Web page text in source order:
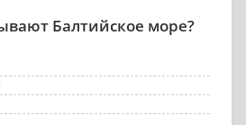
Балтийское море?